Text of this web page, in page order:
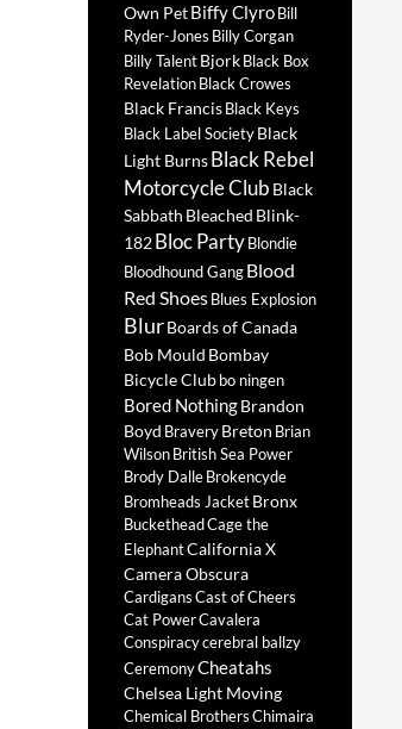
Own PetBiffy ClyroBill
Ryder-Jones Billy Corgan
Billy TalentBjorkBlack Box
RevelationBlack Crowes
Black FrancisBlack Keys
Black Label SocietyBlack
Light Burns Black Rebel
Motorcycle Club Black
Sabbath Bleached Blink-
182 Bloc PartyBlondie
Bloodhound GangBlood
Red ShoesBlues Explosion
BlurBoards of Canada
Bob Mould Bombay
Bicycle Clubbo ningen
Bored NothingBrandon
Boyd BraveryBreton Brian
WilsonBritish Sea Power
Brody DalleBrokencyde
Bromheads JacketBronx
BucketheadCage the
ElephantCalifornia X
Camera Obscura
CardigansCast of Cheers
Cat PowerCavalera
Conspiracycerebral ballzy
CeremonyCheatahs
Chelsea Light Moving
Chemical BrothersChimaira